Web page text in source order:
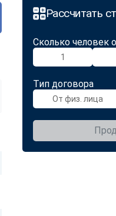
Рассчитать
Сколько человек
1
Тип договора
От физ. лица